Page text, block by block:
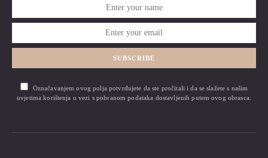
SUBSCRIBE
Označavanjem ovog polja potvrđujete da ste pročitali i da se slažete s našim
uvjetima korištenja u vezi s pohranom podataka dostavljenih putem ovog obrasca.